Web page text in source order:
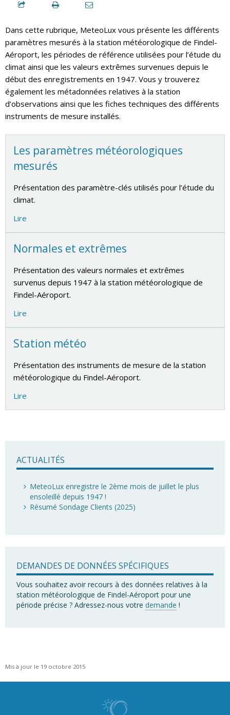
Dans cette rubrique, MeteoLux vous présente les différents
paramètres mesurés à la station météorologique de Findel-
Aéroport, les périodes de référence utilisées pour l’étude du
climat ainsi que les valeurs extrêmes survenues depuis le
début des enregistrements en 1947. Vous y trouverez
également les métadonnées relatives à la station
d’observations ainsi que les fiches techniques des différents
instruments de mesure installés.
Les paramètres météorologiques
mesurés
Présentation des paramètre-clés utilisés pour l’étude du
climat.
Lire
Normales et extrêmes
Présentation des valeurs normales et extrêmes
survenus depuis 1947 à la station météorologique de
Findel-Aéroport.
Lire
Station météo
Présentation des instruments de mesure de la station
météorologique du Findel-Aéroport.
Lire
ACTUALITÉS
MeteoLux enregistre le 2ème mois de juillet le plus
ensoleillé depuis 1947 !
Résumé Sondage Clients (2025)
DEMANDES DE DONNÉES SPÉCIFIQUES
Vous souhaitez avoir recours à des données relatives à la
station météorologique de Findel-Aéroport pour une
période précise ? Adressez-nous votredemande !
Mis à jour le 19 octobre 2015